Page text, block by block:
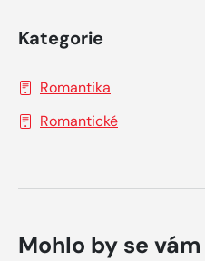
Kategorie
Romantika
Romantické
Mohlo by se